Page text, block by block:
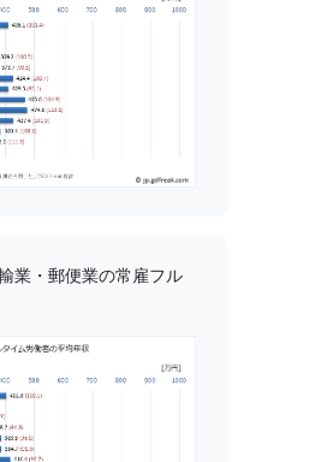
業・郵便業の常雇フル